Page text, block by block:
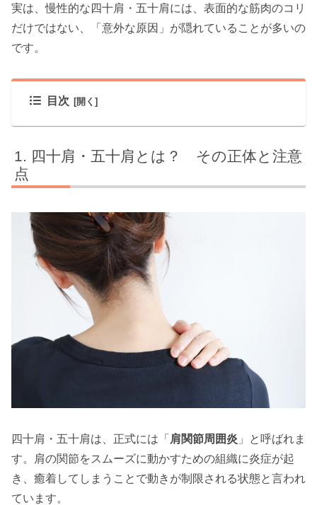
実は、慢性的な四十肩・五十肩には、表面的な筋肉のコリ
だけではない、「意外な原因」が隠れていることが多いの
です。
目次
四十肩・五十肩とは？ その正体と注意
点
四十肩・五十肩は、正式には「 肩関節周囲炎 」と呼ばれま
す。肩の関節をスムーズに動かすための組織に炎症が起
き、癒着してしまうことで動きが制限される状態と言われ
ています。